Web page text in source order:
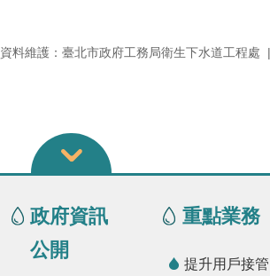
資料維護：臺北市政府工務局衛生下水道工程處
政府資訊
公開
重點業務
提升用戶接管